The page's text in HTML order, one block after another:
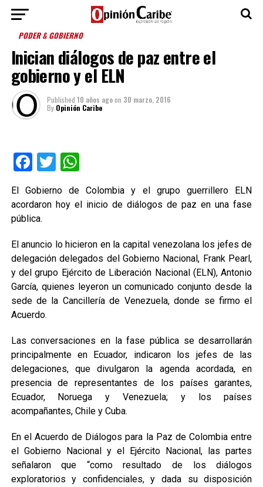
PODER & GOBIERNO
Inician diálogos de paz entre el
gobierno y el ELN
Published 10 años agoon 30 marzo, 2016
By Opinión Caribe
Facebook
TwitterWhatsApp
El Gobierno de Colombia y el grupo guerrillero ELN
acordaron hoy el inicio de diálogos de paz en una fase
pública.
El anuncio lo hicieron en la capital venezolana los jefes de
delegación delegados del Gobierno Nacional, Frank Pearl,
y del grupo Ejército de Liberación Nacional (ELN), Antonio
García, quienes leyeron un comunicado conjunto desde la
sede de la Cancillería de Venezuela, donde se firmo el
Acuerdo.
Las conversaciones en la fase pública se desarrollarán
principalmente en Ecuador, indicaron los jefes de las
delegaciones, que divulgaron la agenda acordada, en
presencia de representantes de los países garantes,
Ecuador, Noruega y Venezuela; y los países
acompañantes, Chile y Cuba.
En el Acuerdo de Diálogos para la Paz de Colombia entre
el Gobierno Nacional y el Ejército Nacional, las partes
señalaron que “como resultado de los diálogos
exploratorios y confidenciales, y dada su disposición